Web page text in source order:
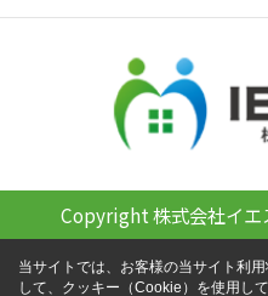
Copyright 株式会社イ
当サイトでは、お客様の当サイト利
して、クッキー（Cookie）を使用して